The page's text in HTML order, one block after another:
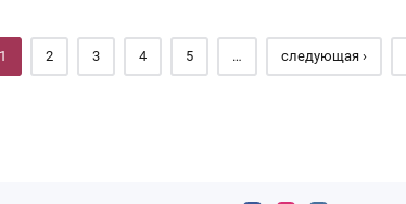
2 3 4 5 … следующая ›